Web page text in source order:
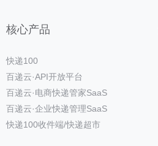
核心产品
快递100
百递云·API开放平台
百递云·电商快递管家SaaS
百递云·企业快递管理SaaS
快递100收件端/快递超市